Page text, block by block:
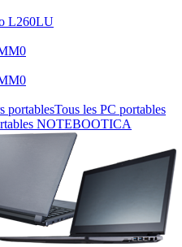
L260LU
Tous les PC portables
NOTEBOOTICA